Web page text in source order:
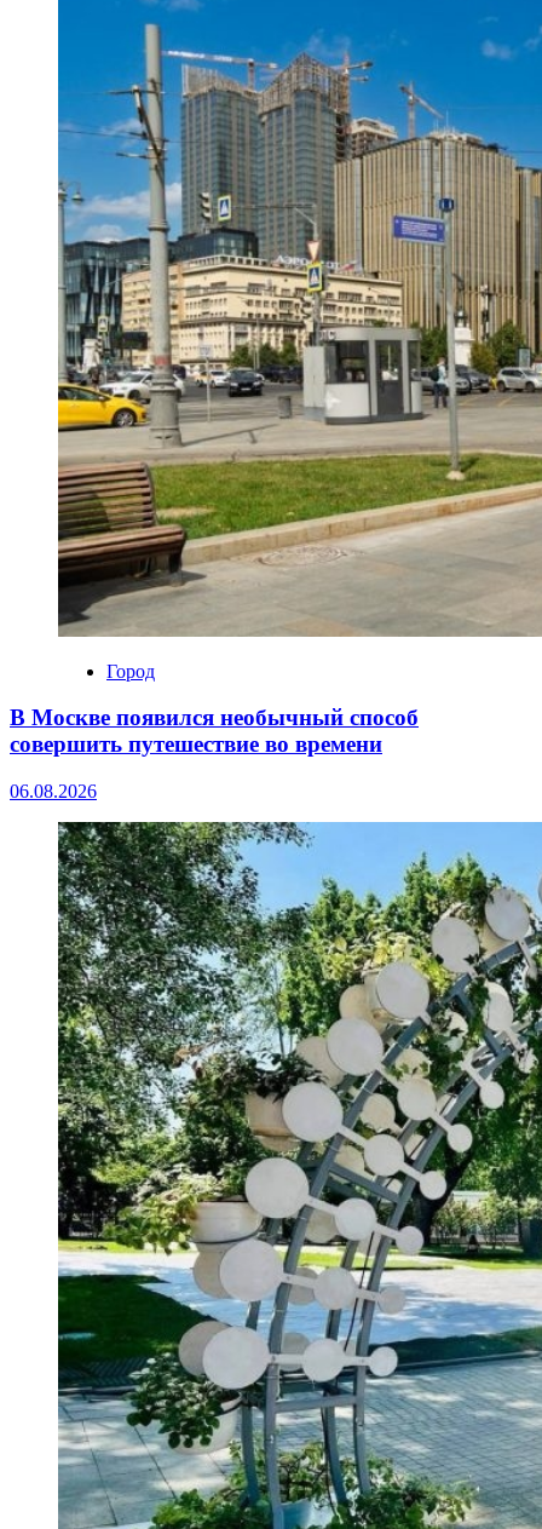
Город
В Москве появился необычный способ
совершить путешествие во времени
06.08.2026